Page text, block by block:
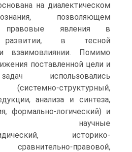
на диалектическом
позволяющем
правовые явления в
развитии, в тесной
взаимовлиянии. Помимо
поставленной цели и
использовались
структурный,
анализа и синтеза,
формально-логический) и
научные
историко-
правовой,